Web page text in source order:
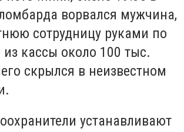
ворвался мужчина,
сотрудницу руками по
из кассы около 100 тыс.
скрылся в неизвестном
устанавливают